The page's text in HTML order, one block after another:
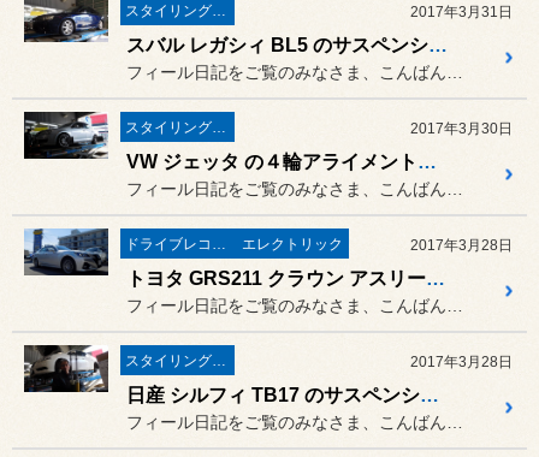
スタイリング系 ホイール＆タイヤ＆エアロパーツ 2017年3月31日
スバル レガシィ BL5 のサスペンション交換作業 ／ TEIN（テイン） FLEX Z
スタイリング系 ホイール＆タイヤ＆エアロパーツ 2017年3月30日
VW ジェッタ の４輪アライメント測定＆調整とタイヤ交換作業 ／ ブリヂストン REGNO（レグノ）GR-XI
ドライブレコーダー＆レーダー取付 エレクトリック 2017年3月28日
トヨタ GRS211 クラウン アスリート にレーダー取付作業 ／ ユピテル 新商品 GWR303sd
スタイリング系 ホイール＆タイヤ＆エアロパーツ 2017年3月28日
日産 シルフィ TB17 のサスペンション交換作業 ／ KYB LOWFER SPORTS-KIT（ローファースポーツキット）